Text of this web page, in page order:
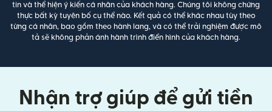
tin và thể hiện ý kiến cá nhân của khách hàng. Chúng tôi không chứng
thực bất kỳ tuyên bố cụ thể nào. Kết quả có thể khác nhau tùy theo
từng cá nhân, bao gồm theo hành lang, và có thể trải nghiệm được mô
tả sẽ không phản ánh hành trình điển hình của khách hàng.
Nhận trợ giúp để gửi tiền